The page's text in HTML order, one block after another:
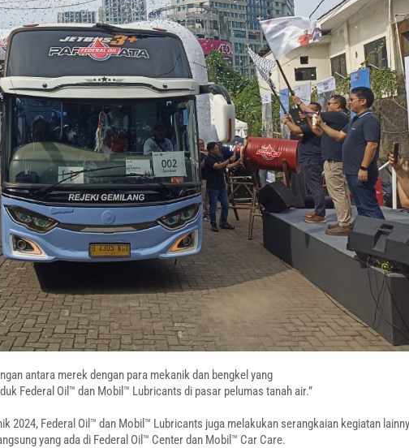
antara merek dengan para mekanik dan bengkel yang
Federal Oil™ dan Mobil™ Lubricants di pasar pelumas tanah air.”
2024, Federal Oil™ dan Mobil™ Lubricants juga melakukan serangkaian kegiatan
yang ada di Federal Oil™ Center dan Mobil™ Car Care.